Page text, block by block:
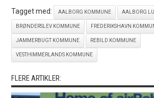
Tagget med: AALBORG KOMMUNE AALBORG
BRØNDERSLEV KOMMUNE FREDERIKSHAVN
JAMMERBUGT KOMMUNE REBILD KOMMUNE
VESTHIMMERLANDS KOMMUNE
FLERE ARTIKLER: